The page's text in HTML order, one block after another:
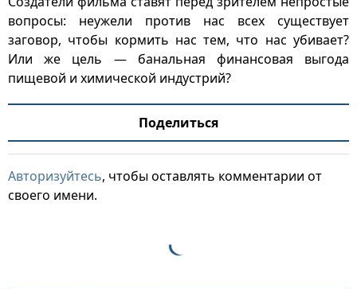
вопросы: неужели против нас всех существует
заговор, чтобы кормить нас тем, что нас убивает?
Или же цель — банальная финансовая выгода
пищевой и химической индустрий?
Поделиться
Авторизуйтесь, чтобы оставлять комментарии от
своего имени.